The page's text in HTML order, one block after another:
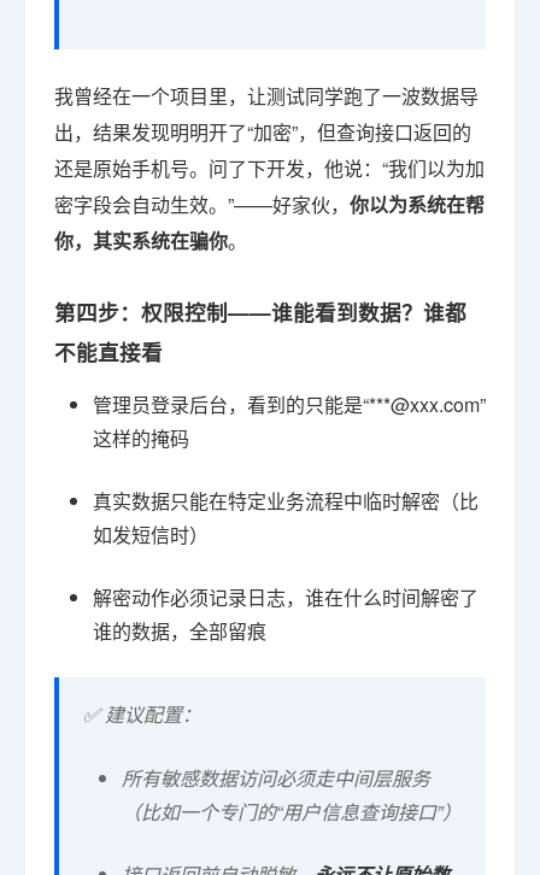
我曾经在一个项目里，让测试同学跑了一波数据导
出，结果发现明明开了“加密”，但查询接口返回的
还是原始手机号。问了下开发，他说：“我们以为加
密字段会自动生效。”——好家伙， 你以为系统在帮
你，其实系统在骗你。
第四步：权限控制——谁能看到数据？谁都
不能直接看
管理员登录后台，看到的只能是“***@xxx.com”
这样的掩码
真实数据只能在特定业务流程中临时解密（比
如发短信时）
解密动作必须记录日志，谁在什么时间解密了
谁的数据，全部留痕
✅ 建议配置：
所有敏感数据访问必须走中间层服务
（比如一个专门的“用户信息查询接口”）